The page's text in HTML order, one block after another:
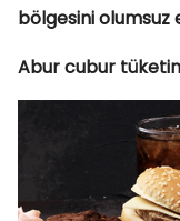
bölgesini
Abur cubur